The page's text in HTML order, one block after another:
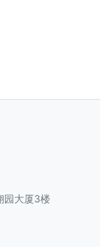
园大厦3楼